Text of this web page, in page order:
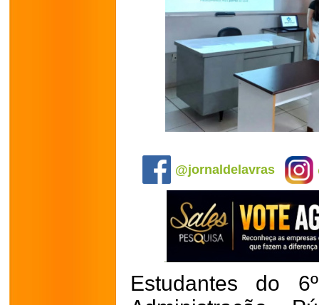
@jornaldelavras
Estudantes do